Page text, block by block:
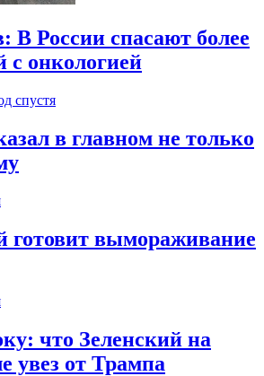
В России спасают более
с онкологией
спустя
в главном не только
готовит вымораживание
что Зеленский на
увез от Трампа